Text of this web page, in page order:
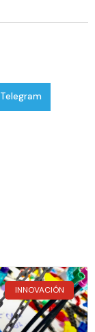
Telegram
INNOVACIÓN